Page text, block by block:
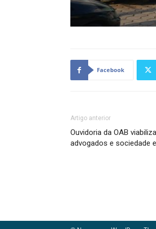
Facebook
Artigo anterior
Ouvidoria da OAB
advogados e sociedade